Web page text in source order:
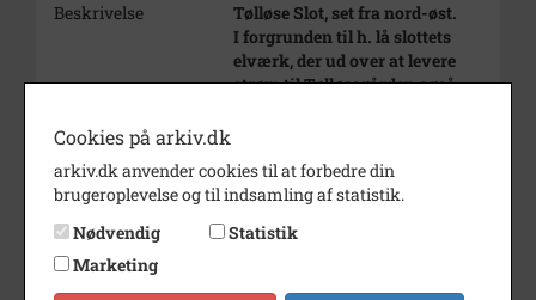
Beskrivelse
Tølløse Slot, set fra nord-øst.
I forgrunden til h. lå slottets
elværk, der ud over at levere
strøm til Tølløsegården også
ønskede en spadseretur i
parken.
Periode
1900 - 1940
Dateringsnote
udateret
Cookies på arkiv.dk
arkiv.dk anvender cookies til at forbedre din
brugeroplevelse og til indsamling af statistik.
Nødvendig
Statistik
Marketing